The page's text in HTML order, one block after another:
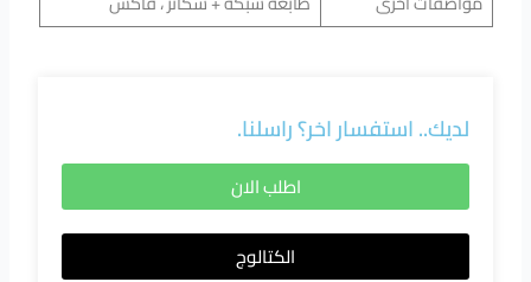
لديك.. استفسار اخر؟ راسلنا.
اطلب الان
الكتالوج